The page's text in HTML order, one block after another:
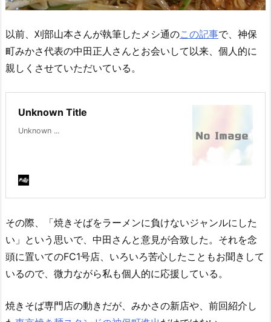
以前、刈部山本さんが執筆したメシ通のこの記事で、神保
町みかさ代表の中田正人さんとお会いして以来、個人的に
親しくさせていただいている。
Unknown Title
Unknown ...
その際、「焼きそばをラーメンに負けないジャンルにした
い」という思いで、中田さんと意見が合致した。それを念
頭に置いてのFC1号店、いろいろ苦心したこともお聞きして
いるので、微力ながら私も個人的に応援している。
焼きそば専門店の動きだが、みかさの新店や、前回紹介し